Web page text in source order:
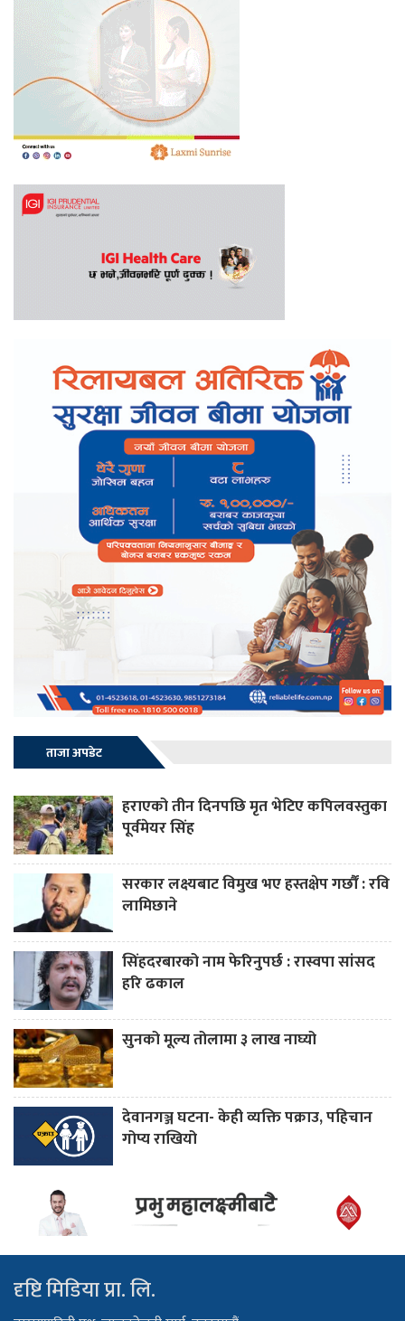
ताजा अपडेट
हराएको तीन दिनपछि मृत भेटिए कपिलवस्तुका
पूर्वमेयर सिंह
सरकार लक्ष्यबाट विमुख भए हस्तक्षेप गर्छौं : रवि
लामिछाने
सिंहदरबारको नाम फेरिनुपर्छ : रास्वपा सांसद
हरि ढकाल
सुनको मूल्य तोलामा ३ लाख नाघ्यो
देवानगञ्ज घटना- केही व्यक्ति पक्राउ, पहिचान
गोप्य राखियो
दृष्टि मिडिया प्रा. लि.